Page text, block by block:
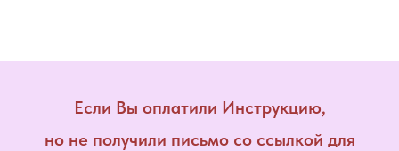
Если Вы оплатили Инструкцию,
но не получили письмо со ссылкой для